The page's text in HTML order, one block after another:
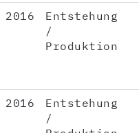
2016
Entstehung
/
Produktion
2016
Entstehung
/